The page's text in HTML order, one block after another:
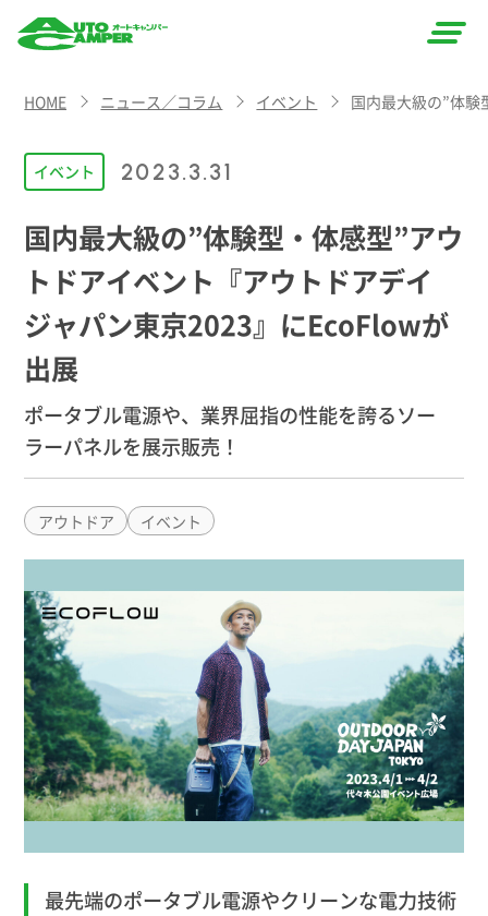
CAMPER
（オート
キャン
パー）
HOME ニュース／コラム イベント 国内最大級の”体
イベント 2023.3.31
国内最大級の”体験型・体感型”アウ
トドアイベント『アウトドアデイ
ジャパン東京2023』にEcoFlowが
出展
ポータブル電源や、業界屈指の性能を誇るソー
ラーパネルを展示販売！
アウトドア イベント
最先端のポータブル電源やクリーンな電力技術